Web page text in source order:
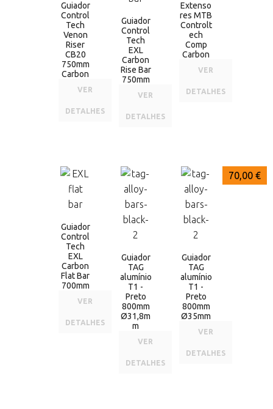
Guiador
Control
Tech
Venon
Riser
CB20
750mm
Carbon
VER
DETALHES
Guiador
Control
Tech
EXL
Carbon
Rise Bar
750mm
VER
DETALHES
Extenso
res MTB
Controlt
ech
Comp
Carbon
VER
DETALHES
59,99 €
Guiador
Control
Tech
EXL
Carbon
Flat Bar
700mm
VER
DETALHES
70,00 €
Guiador
TAG
alumínio
T1 -
Preto
800mm
Ø31,8m
m
VER
DETALHES
70,00 €
Guiador
TAG
alumínio
T1 -
Preto
800mm
Ø35mm
VER
DETALHES